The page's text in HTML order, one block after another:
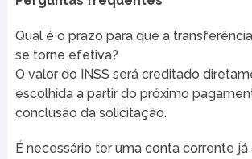
Qual é o prazo para que a
se torne efetiva?
O valor do INSS será creditado
escolhida a partir do próximo
conclusão da solicitação.
É necessário ter uma conta corrente já